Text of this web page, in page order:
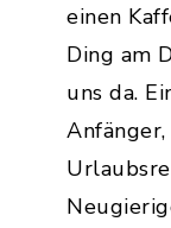
einen
Ding am
uns da.